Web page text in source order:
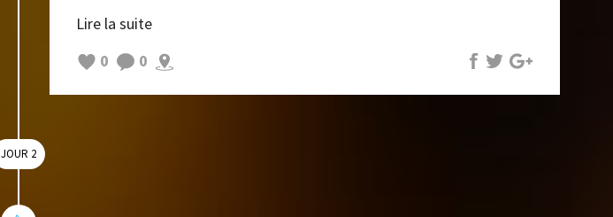
http://www.steakrestaurantamsterdam.nl/
(la photo vient du site du resto, on était trop occupés à manger !
Lire la suite
0
0
JOUR 2